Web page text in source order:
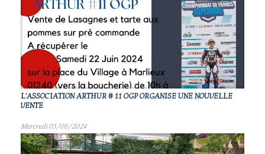
L'ASSOCIATION ARTHUR # 11 OGP ORGANISE UNE NOUVELLE
VENTE
Mercredi 05/06/2024